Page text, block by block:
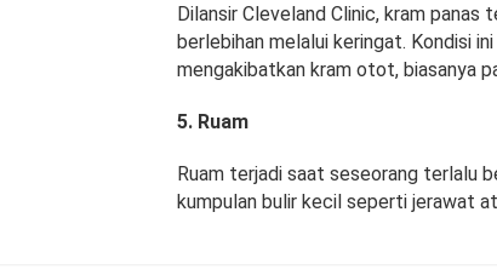
Dilansir Cleveland Clinic, kram panas
berlebihan melalui keringat. Kondisi
mengakibatkan kram otot, biasanya
5. Ruam
Ruam terjadi saat seseorang terlalu
kumpulan bulir kecil seperti jerawat